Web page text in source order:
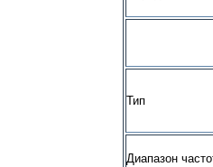
Тип
Диапазон